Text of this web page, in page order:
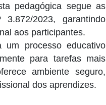
pedagógica segue as
2023, garantindo
aos participantes.
processo educativo
para tarefas mais
ambiente seguro,
dos aprendizes.